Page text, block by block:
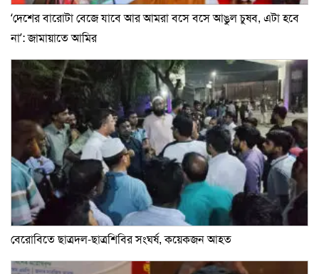
‘দেশের বারোটা বেজে যাবে আর আমরা বসে বসে আঙুল চুষব, এটা হবে
না’: জামায়াতে আমির
বেরোবিতে ছাত্রদল-ছাত্রশিবির সংঘর্ষ, কয়েকজন আহত